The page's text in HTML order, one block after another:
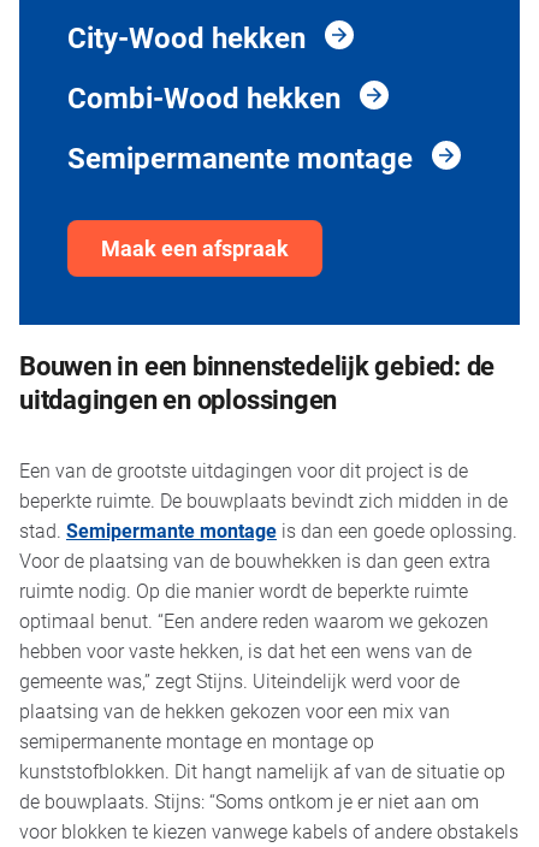
City-Wood hekken
Combi-Wood hekken
Semipermanente montage
Maak een afspraak
Bouwen in een binnenstedelijk gebied: de
uitdagingen en oplossingen
Een van de grootste uitdagingen voor dit project is de
beperkte ruimte. De bouwplaats bevindt zich midden in de
stad. Semipermante montage is dan een goede oplossing.
Voor de plaatsing van de bouwhekken is dan geen extra
ruimte nodig. Op die manier wordt de beperkte ruimte
optimaal benut. “Een andere reden waarom we gekozen
hebben voor vaste hekken, is dat het een wens van de
gemeente was,” zegt Stijns. Uiteindelijk werd voor de
plaatsing van de hekken gekozen voor een mix van
semipermanente montage en montage op
kunststofblokken. Dit hangt namelijk af van de situatie op
de bouwplaats. Stijns: “Soms ontkom je er niet aan om
voor blokken te kiezen vanwege kabels of andere obstakels